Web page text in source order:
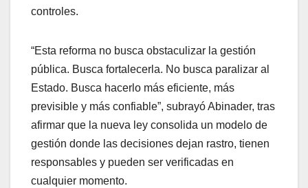
controles.
“Esta reforma no busca obstaculizar la gestión
pública. Busca fortalecerla. No busca paralizar al
Estado. Busca hacerlo más eficiente, más
previsible y más confiable”, subrayó Abinader, tras
afirmar que la nueva ley consolida un modelo de
gestión donde las decisiones dejan rastro, tienen
responsables y pueden ser verificadas en
cualquier momento.